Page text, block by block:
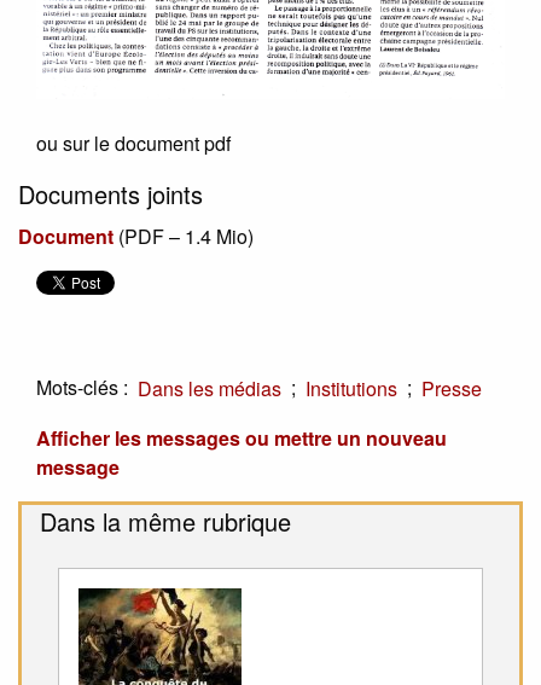
ou sur le document pdf
Documents joints
Document (PDF – 1.4 Mio)
Mots-clés : Dans les médias ; Institutions ; Presse
Afficher les messages ou mettre un nouveau
message
Dans la même rubrique